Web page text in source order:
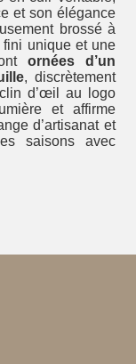
et son élégance
brossé à
unique et une
ornées d’un
, discrètement
d’œil au logo
et affirme
d’artisanat et
saisons avec